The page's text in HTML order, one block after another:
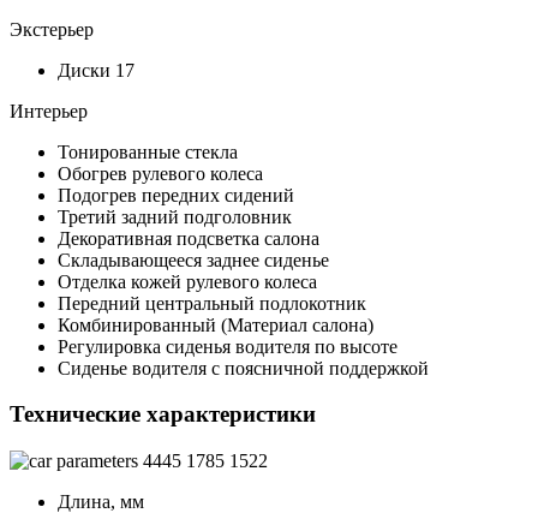
Экстерьер
Диски 17
Интерьер
Тонированные стекла
Обогрев рулевого колеса
Подогрев передних сидений
Третий задний подголовник
Декоративная подсветка салона
Складывающееся заднее сиденье
Отделка кожей рулевого колеса
Передний центральный подлокотник
Комбинированный (Материал салона)
Регулировка сиденья водителя по высоте
Сиденье водителя с поясничной поддержкой
Технические характеристики
4445 1785 1522
Длина, мм